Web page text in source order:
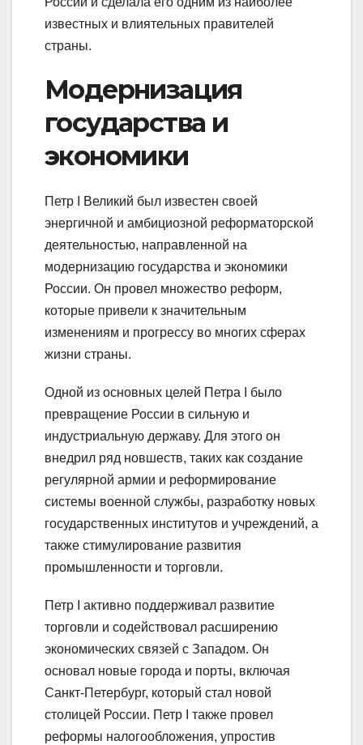
известных и влиятельных правителей
страны.
Модернизация
государства и
экономики
Петр I Великий был известен своей
энергичной и амбициозной реформаторской
деятельностью, направленной на
модернизацию государства и экономики
России. Он провел множество реформ,
которые привели к значительным
изменениям и прогрессу во многих сферах
жизни страны.
Одной из основных целей Петра I было
превращение России в сильную и
индустриальную державу. Для этого он
внедрил ряд новшеств, таких как создание
регулярной армии и реформирование
системы военной службы, разработку новых
государственных институтов и учреждений, а
также стимулирование развития
промышленности и торговли.
Петр I активно поддерживал развитие
торговли и содействовал расширению
экономических связей с Западом. Он
основал новые города и порты, включая
Санкт-Петербург, который стал новой
столицей России. Петр I также провел
реформы налогообложения, упростив